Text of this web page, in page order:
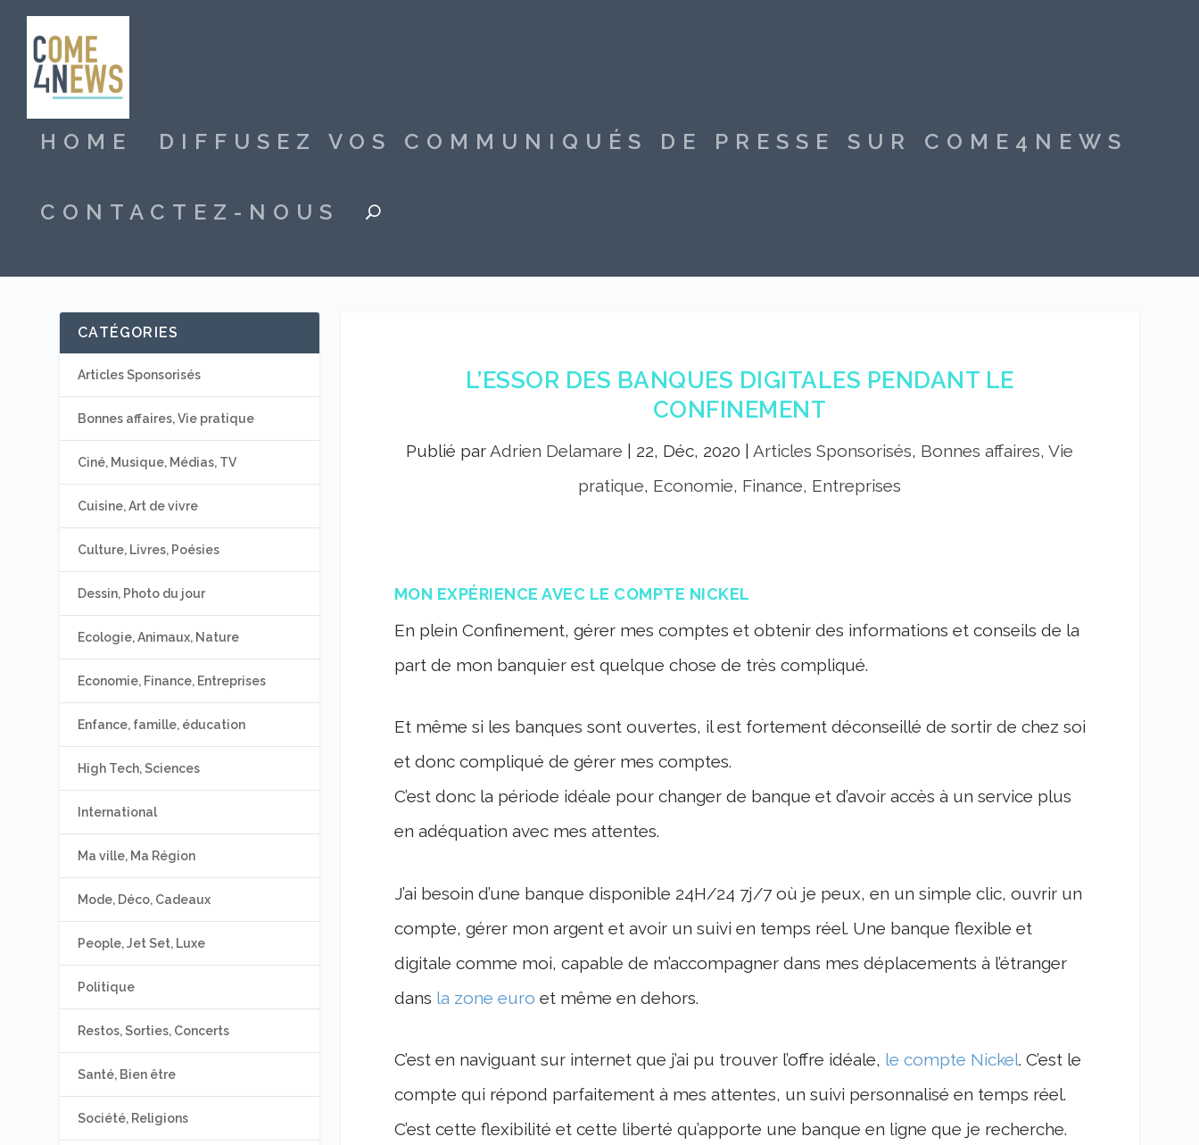
HOME DIFFUSEZ VOS COMMUNIQUÉS DE PRESSE SUR COME4NEWS
CONTACTEZ-NOUS
L’ESSOR DES BANQUES DIGITALES PENDANT LE
CONFINEMENT
Publié parAdrien Delamare 22, Déc, 2020 |Articles Sponsorisés, Bonnes affaires, Vie
pratique, Economie, Finance, Entreprises
MON EXPÉRIENCE AVEC LE COMPTE NICKEL
En plein Confinement, gérer mes comptes et obtenir des informations et conseils de la
part de mon banquier est quelque chose de très compliqué.
Et même si les banques sont ouvertes, il est fortement déconseillé de sortir de chez soi
et donc compliqué de gérer mes comptes.
C’est donc la période idéale pour changer de banque et d’avoir accès à un service plus
en adéquation avec mes attentes.
J’ai besoin d’une banque disponible 24H/24 7j/7 où je peux, en un simple clic, ouvrir un
compte, gérer mon argent et avoir un suivi en temps réel. Une banque flexible et
digitale comme moi, capable de m’accompagner dans mes déplacements à l’étranger
dans la zone euro et même en dehors.
C’est en naviguant sur internet que j’ai pu trouver l’offre idéale, le compte Nickel. C’est le
compte qui répond parfaitement à mes attentes, un suivi personnalisé en temps réel.
C’est cette flexibilité et cette liberté qu’apporte une banque en ligne que je recherche.
CATÉGORIES
Articles Sponsorisés
Bonnes affaires, Vie pratique
Ciné, Musique, Médias, TV
Cuisine, Art de vivre
Culture, Livres, Poésies
Dessin, Photo du jour
Ecologie, Animaux, Nature
Economie, Finance, Entreprises
Enfance, famille, éducation
High Tech, Sciences
International
Ma ville, Ma Région
Mode, Déco, Cadeaux
People, Jet Set, Luxe
Politique
Restos, Sorties, Concerts
Santé, Bien être
Société, Religions